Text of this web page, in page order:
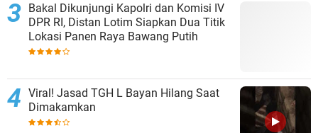
Bakal Dikunjungi Kapolri dan Komisi IV
DPR RI, Distan Lotim Siapkan Dua Titik
Lokasi Panen Raya Bawang Putih
Viral! Jasad TGH L Bayan Hilang Saat
Dimakamkan